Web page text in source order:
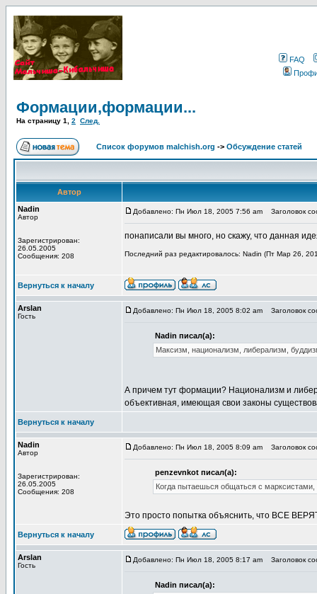
FAQ
Формации,формации...
На страницу 1 2 След.
Список форумов malchish.org -> Обсуждение статей
Автор
Nadin
Автор
Зарегистрирован:
26.05.2005
Сообщения: 208
Добавлено: Пн Июл 18, 2005 7:56 am Заголовок
понаписали вы много, но скажу, что данная
Последний раз редактировалось: Nadin (Пт Мар 26,
Вернуться к началу
Arslan
Гость
Добавлено: Пн Июл 18, 2005 8:02 am Заголовок
Nadin писал(а):
Максизм, национализм, либерализм,
А причем тут формации? Национализм и
объективная, имеющая свои законы
Вернуться к началу
Nadin
Автор
Зарегистрирован:
26.05.2005
Сообщения: 208
Добавлено: Пн Июл 18, 2005 8:09 am Заголовок
penzevnkot писал(а):
Когда пытаешься общаться с
Это просто попытка объяснить, что ВСЕ
Вернуться к началу
Arslan
Гость
Добавлено: Пн Июл 18, 2005 8:17 am Заголовок
Nadin писал(а):